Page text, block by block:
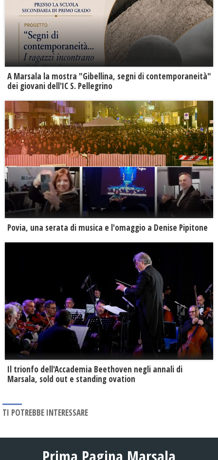
A Marsala la mostra "Gibellina, segni di contemporaneità"
dei giovani dell'IC S. Pellegrino
Povia, una serata di musica e l'omaggio a Denise Pipitone
Il trionfo dell'Accademia Beethoven negli annali di
Marsala, sold out e standing ovation
TI POTREBBE INTERESSARE